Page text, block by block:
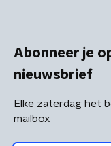
Abonneer je
nieuwsbrief
Elke zaterdag het
mailbox